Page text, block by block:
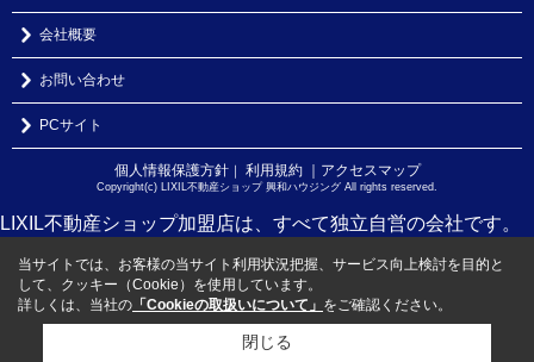
会社概要
お問い合わせ
PCサイト
個人情報保護方針｜ 利用規約 ｜アクセスマップ
Copyright(c) LIXIL不動産ショップ 興和ハウジング All rights reserved.
LIXIL不動産ショップ加盟店は、すべて独立自営の会社です。
当サイトでは、お客様の当サイト利用状況把握、サービス向上検討を目的と
して、クッキー（Cookie）を使用しています。
詳しくは、当社の 「Cookieの取扱いについて」 をご確認ください。
閉じる